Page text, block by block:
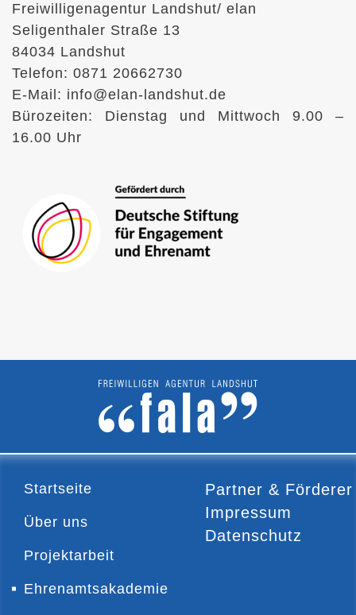
Freiwilligenagentur Landshut/ elan
Seligenthaler Straße 13
84034 Landshut
Telefon: 0871 20662730
E-Mail: info@elan-landshut.de
Bürozeiten: Dienstag und Mittwoch 9.00 –
16.00 Uhr
Startseite
Über uns
Projektarbeit
Ehrenamtsakademie
Partner & Förderer
Impressum
Datenschutz